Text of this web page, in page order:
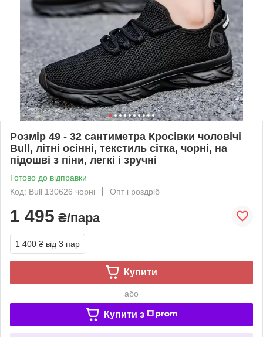
Розмір 49 - 32 сантиметра Кросівки чоловічі
Bull, літні осінні, текстиль сітка, чорні, на
підошві з піни, легкі і зручні
Готово до відправки
Код: Bull 130626 чорні
Опт і роздріб
1 495 ₴/пара
1 400 ₴ від 3 пар
Купити
або
Купити з